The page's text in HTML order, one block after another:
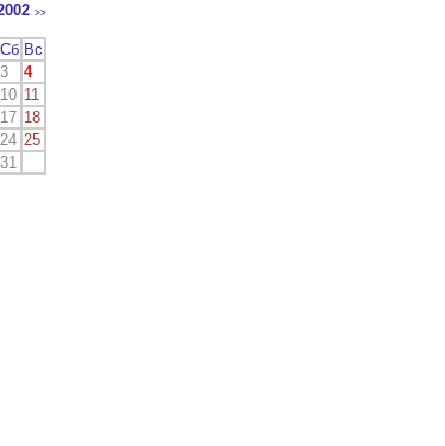
>>
Сб Вс
3
4
10 11
17 18
24 25
31